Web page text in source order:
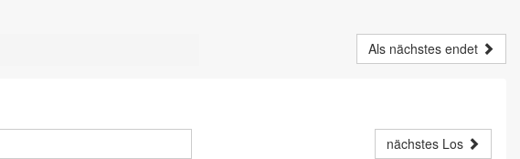
Als nächstes endet
nächstes Los